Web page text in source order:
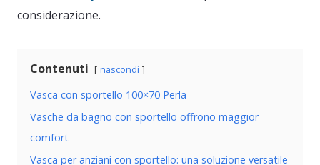
considerazione.
Contenuti nascondi
Vasca con sportello 100×70 Perla
Vasche da bagno con sportello offrono maggior
comfort
Vasca per anziani con sportello: una soluzione versatile